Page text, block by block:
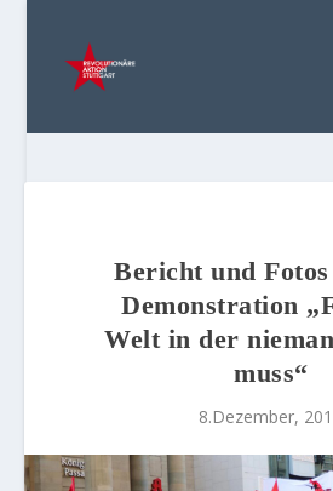
Bericht und
Demonstration
Welt in der
muss“
8.Dezember,